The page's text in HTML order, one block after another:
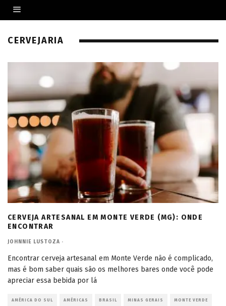
CERVEJARIA
CERVEJA ARTESANAL EM MONTE VERDE (MG): ONDE
ENCONTRAR
JOHNNIE LUSTOZA ·
Encontrar cerveja artesanal em Monte Verde não é complicado,
mas é bom saber quais são os melhores bares onde você pode
apreciar essa bebida por lá
AMÉRICA DO SUL AMÉRICAS BRASIL MINAS GERAIS MONTE VERDE